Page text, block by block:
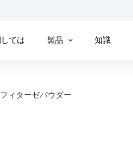
ては 製品 知識
フィターゼパウダー